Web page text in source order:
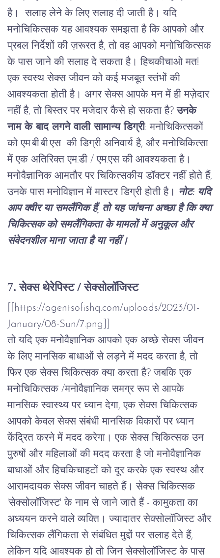
है।
सलाह लेने के लिए सलाह दी जाती है। यदि
मनोचिकित्सक यह आवश्यक समझता है कि आपको और
प्रबल निर्देशों की ज़रूरत है,तो वह आपको मनोचिकित्सक
के पास जाने की सलाह दे सकता है। हिचकीचाओ मत!
एक स्वस्थ सेक्स जीवन को कई मजबूत स्तंभों की
आवश्यकता होती है। अगर सेक्स आपके मन में ही मज़ेदार
नहीं है,तो बिस्तर पर मजेदार कैसे हो सकता है? उनके
नाम के बाद लगने वाली सामान्य डिग्री:मनोचिकित्सकों
को एम.बी.बी.एस की डिग्री अनिवार्य है, और मनोचिकित्सा
में एक अतिरिक्त एम.डी /एम.एस की आवश्यकता है।
मनोवैज्ञानिक आमतौर पर चिकित्सकीय डॉक्टर नहीं होते हैं,
उनके पास मनोविज्ञान में मास्टर डिग्री होती है। नोट: यदि
आप क्वीर या समलैंगिक हैं, तो यह जांचना अच्छा है कि क्या
चिकित्सक को समलैंगिकता के मामलों में अनुकूल और
संवेदनशील माना जाता है या नहीं।
7.सेक्स थेरेपिस्ट/सेक्सोलॉजिस्ट
[[https://agentsofishq.com/uploads/2023/01-
January/08-Sun/7.png]]
तो यदि एक मनोवैज्ञानिक आपको एक अच्छे सेक्स जीवन
के लिए मानसिक बाधाओं से लड़ने में मदद करता है,तो
फिर एक सेक्स चिकित्सक क्या करता है?जबकि एक
मनोचिकित्सक /मनोवैज्ञानिक समग्र रूप से आपके
मानसिक स्वास्थ्य पर ध्यान देगा,एक सेक्स चिकित्सक
आपको केवल सेक्स संबंधी मानसिक विकारों पर ध्यान
केंद्रित करने में मदद करेगा। एक सेक्स चिकित्सक उन
पुरुषों और महिलाओं की मदद करता है जो मनोवैज्ञानिक
बाधाओं और हिचकिचाहटों को दूर करके एक स्वस्थ और
आरामदायक सेक्स जीवन चाहते हैं। सेक्स चिकित्सक
'सेक्सोलॉजिस्ट'के नाम से जाने जाते हैं-कामुकता का
अध्ययन करने वाले व्यक्ति। ज्यादातर सेक्सोलॉजिस्ट और
चिकित्सक लैंगिकता से संबंधित मुद्दों पर सलाह देते हैं,
लेकिन यदि आवश्यक हो तो जिन सेक्सोलॉजिस्ट के पास